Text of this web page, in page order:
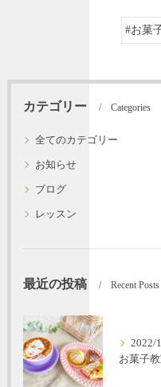
#お菓
カテゴリー Categories
全てのカテゴリー
お知らせ
ブログ
レッスン
最近の投稿 Recent Posts
2022/
お菓子